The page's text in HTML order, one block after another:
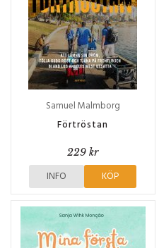
Samuel Malmborg
Förtröstan
229 kr
INFO KÖP